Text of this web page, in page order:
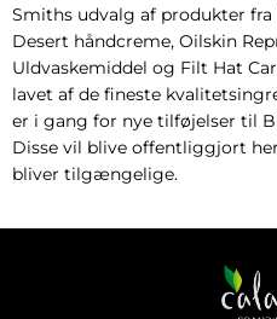
Smiths udvalg af produkter
Desert håndcreme, Oilskin
Uldvaskemiddel og Filt Hat
lavet af de fineste
er i gang for nye tilføjelser til
Disse vil blive offentliggjort
bliver tilgængelige.